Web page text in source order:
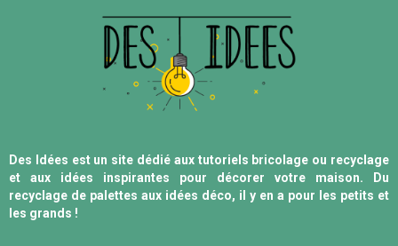
Des Idées est un site dédié aux tutoriels bricolage ou recyclage
et aux idées inspirantes pour décorer votre maison. Du
recyclage de palettes aux idées déco, il y en a pour les petits et
les grands !